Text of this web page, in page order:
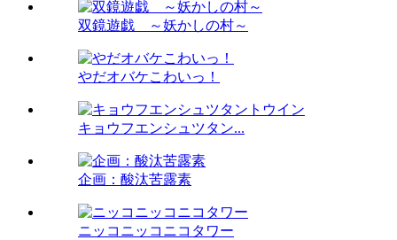
双鏡遊戯 ～妖かしの村～
やだオバケこわいっ！
キョウフエンシュツタン...
企画：酸汰苦露素
ニッコニッコニコタワー